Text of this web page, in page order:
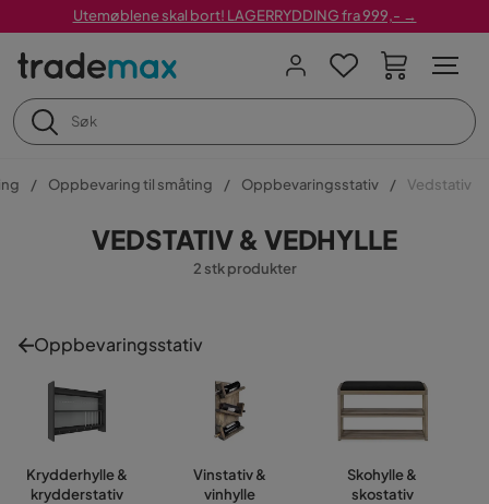
Utemøblene skal bort! LAGERRYDDING fra 999,- →
Oppbevaring til småting Oppbevaringsstativ Vedstativ
VEDSTATIV & VEDHYLLE
2 stk produkter
Oppbevaringsstativ
Krydderhylle &
krydderstativ
Vinstativ &
vinhylle
Skohylle &
skostativ